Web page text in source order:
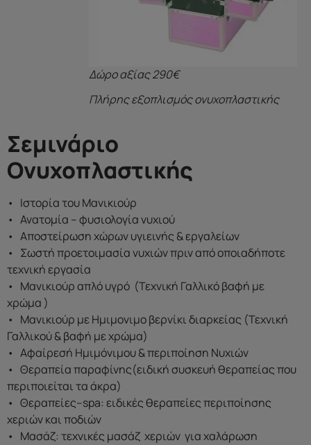
Δώρο αξίας 290€
Πλήρης εξοπλισμός ονυχοπλαστικής
Σεμινάριο
Ονυχοπλαστικής
• Ιστορία του Μανικιούρ
• Ανατομία – φυσιολογία νυχιού
• Αποστείρωση χώρων υγιεινής & εργαλείων
• Σωστή προετοιμασία νυχιών πριν από οποιαδήποτε
τεχνική εργασία
• Μανικιούρ απλό υγρό (Τεχνική Γαλλικό βαφή με
χρώμα )
• Μανικιούρ με Ημιμονιμο βερνίκι διαρκείας (Τεχνική
Γαλλικού & βαφή με χρώμα)
• Αφαίρεσή Ημιμόνιμου & περιποίηση Νυχιών
• Θεραπεία παραφίνης(ειδική συσκευή θεραπείας που
περιποιείται τα άκρα)
• Θεραπείες–spa: ειδικές θεραπείες περιποίησης
χεριών και ποδιών
• Μασάζ: τεχνικές μασάζ χεριών για χαλάρωση